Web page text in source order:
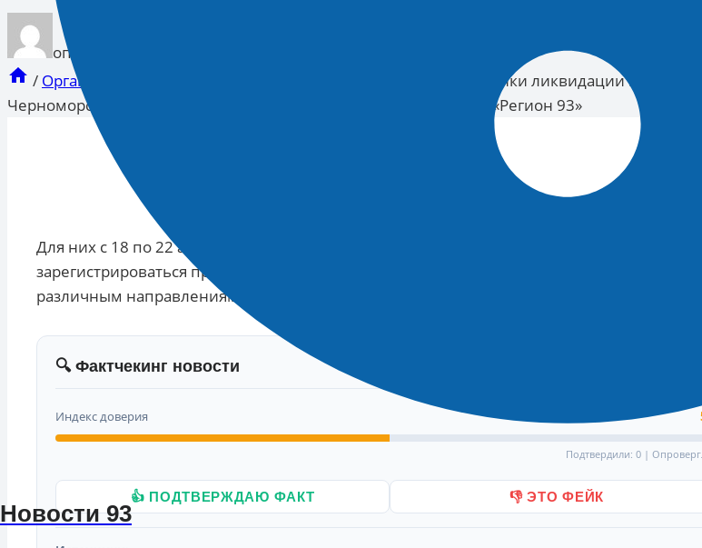
Новости 93
опубликован
/ Органы власти
Волонтеры-участники ликвидации
Черноморском побережье могут посетить молодежный лагерь «Регион 93»
Для них с 18 по 22 августа проведут смену #РегионДобрыхДел. На нее также могут
зарегистрироваться представители добровольческих организаций и объединений по
различным направлениям в возрасте от 18 до 35 лет.
🔍 Фактчекинг новости
Индекс доверия
Подтвердили: 0 |
👍 ПОДТВЕРЖДАЮ ФАКТ 👎 ЭТО ФЕЙК